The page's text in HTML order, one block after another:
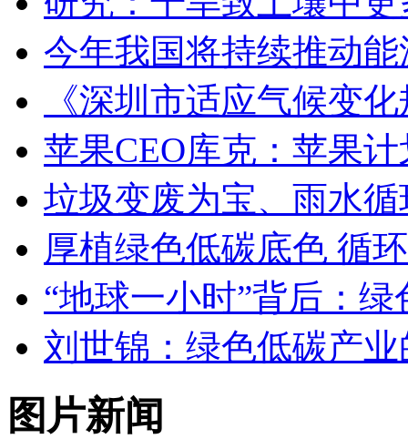
今年我国将持续推动
《深圳市适应气候变
苹果CEO库克：苹果
垃圾变废为宝、雨水
厚植绿色低碳底色 循
“地球一小时”背后：
刘世锦：绿色低碳产
图片新闻